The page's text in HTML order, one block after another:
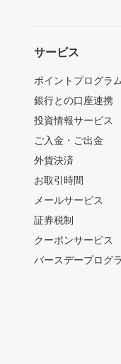
サービス
ポイントプログラム
銀行との口座連携
投資情報サービス
ご入金・ご出金
外貨決済
お取引時間
メールサービス
証券税制
クーポンサービス
バースデープログ